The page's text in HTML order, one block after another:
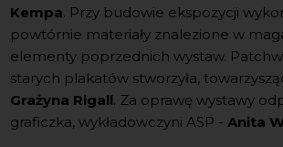
Kempa. Przy budowie ekspozycji
powtórnie materiały znalezione w
elementy poprzednich wystaw.
starych plakatów stworzyła,
Grażyna Rigall. Za oprawę wystawy
graficzka, wykładowczyni ASP -Anita